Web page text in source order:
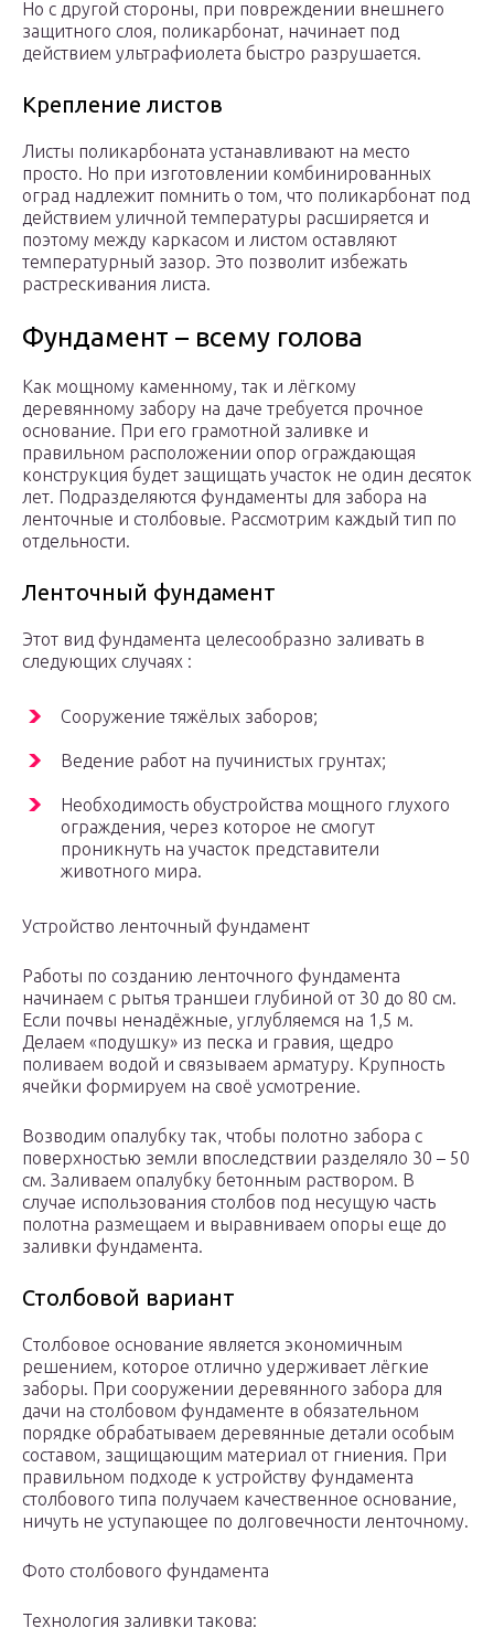
Но с другой стороны, при повреждении внешнего
защитного слоя, поликарбонат, начинает под
действием ультрафиолета быстро разрушается.
Крепление листов
Листы поликарбоната устанавливают на место
просто. Но при изготовлении комбинированных
оград надлежит помнить о том, что поликарбонат под
действием уличной температуры расширяется и
поэтому между каркасом и листом оставляют
температурный зазор. Это позволит избежать
растрескивания листа.
Фундамент – всему голова
Как мощному каменному, так и лёгкому
деревянному забору на даче требуется прочное
основание. При его грамотной заливке и
правильном расположении опор ограждающая
конструкция будет защищать участок не один десяток
лет. Подразделяются фундаменты для забора на
ленточные и столбовые. Рассмотрим каждый тип по
отдельности.
Ленточный фундамент
Этот вид фундамента целесообразно заливать в
следующих случаях :
Сооружение тяжёлых заборов;
Ведение работ на пучинистых грунтах;
Необходимость обустройства мощного глухого
ограждения, через которое не смогут
проникнуть на участок представители
животного мира.
Устройство ленточный фундамент
Работы по созданию ленточного фундамента
начинаем с рытья траншеи глубиной от 30 до 80 см.
Если почвы ненадёжные, углубляемся на 1,5 м.
Делаем «подушку» из песка и гравия, щедро
поливаем водой и связываем арматуру. Крупность
ячейки формируем на своё усмотрение.
Возводим опалубку так, чтобы полотно забора с
поверхностью земли впоследствии разделяло 30 – 50
см. Заливаем опалубку бетонным раствором. В
случае использования столбов под несущую часть
полотна размещаем и выравниваем опоры еще до
заливки фундамента.
Столбовой вариант
Столбовое основание является экономичным
решением, которое отлично удерживает лёгкие
заборы. При сооружении деревянного забора для
дачи на столбовом фундаменте в обязательном
порядке обрабатываем деревянные детали особым
составом, защищающим материал от гниения. При
правильном подходе к устройству фундамента
столбового типа получаем качественное основание,
ничуть не уступающее по долговечности ленточному.
Фото столбового фундамента
Технология заливки такова: